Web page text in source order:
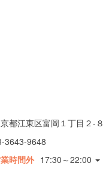
都江東区富岡１丁目２-８
3643-9648
時間外 17:30～22:00